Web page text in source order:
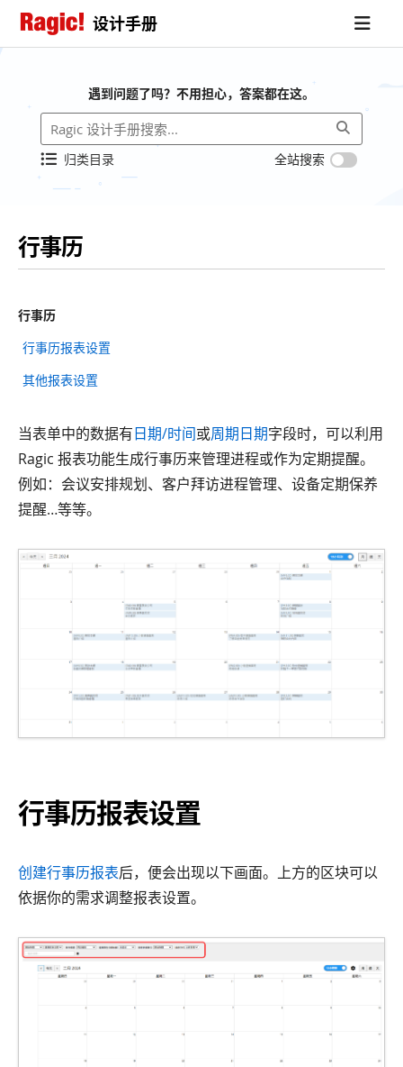
设计手册
遇到问题了吗？不用担心，答案都在这。
归类目录 全站搜索
行事历
行事历
行事历报表设置
其他报表设置
当表单中的数据有日期/时间或周期日期字段时，可以利用
Ragic 报表功能生成行事历来管理进程或作为定期提醒。
例如：会议安排规划、客户拜访进程管理、设备定期保养
提醒…等等。
行事历报表设置
创建行事历报表后，便会出现以下画面。上方的区块可以
依据你的需求调整报表设置。